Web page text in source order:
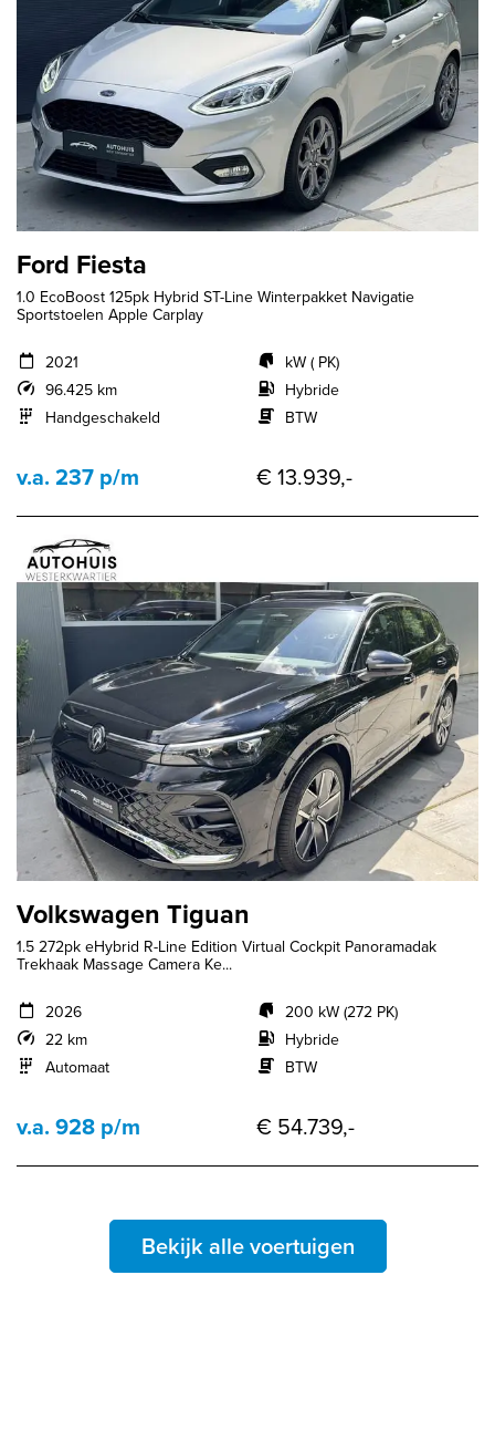
Ford Fiesta
1.0 EcoBoost 125pk Hybrid ST-Line Winterpakket Navigatie
Sportstoelen Apple Carplay
2021
96.425 km
Handgeschakeld
kW ( PK)
Hybride
BTW
v.a. 237 p/m € 13.939,-
Volkswagen Tiguan
1.5 272pk eHybrid R-Line Edition Virtual Cockpit Panoramadak
Trekhaak Massage Camera Ke...
2026
22 km
Automaat
200 kW (272 PK)
Hybride
BTW
v.a. 928 p/m € 54.739,-
Bekijk alle voertuigen